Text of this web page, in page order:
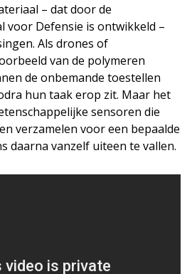
– dat door de
voor Defensie is ontwikkeld –
Als drones of
van de polymeren
de onbemande toestellen
hun taak erop zit. Maar het
sensoren die
verzamelen voor een bepaalde
daarna vanzelf uiteen te vallen.